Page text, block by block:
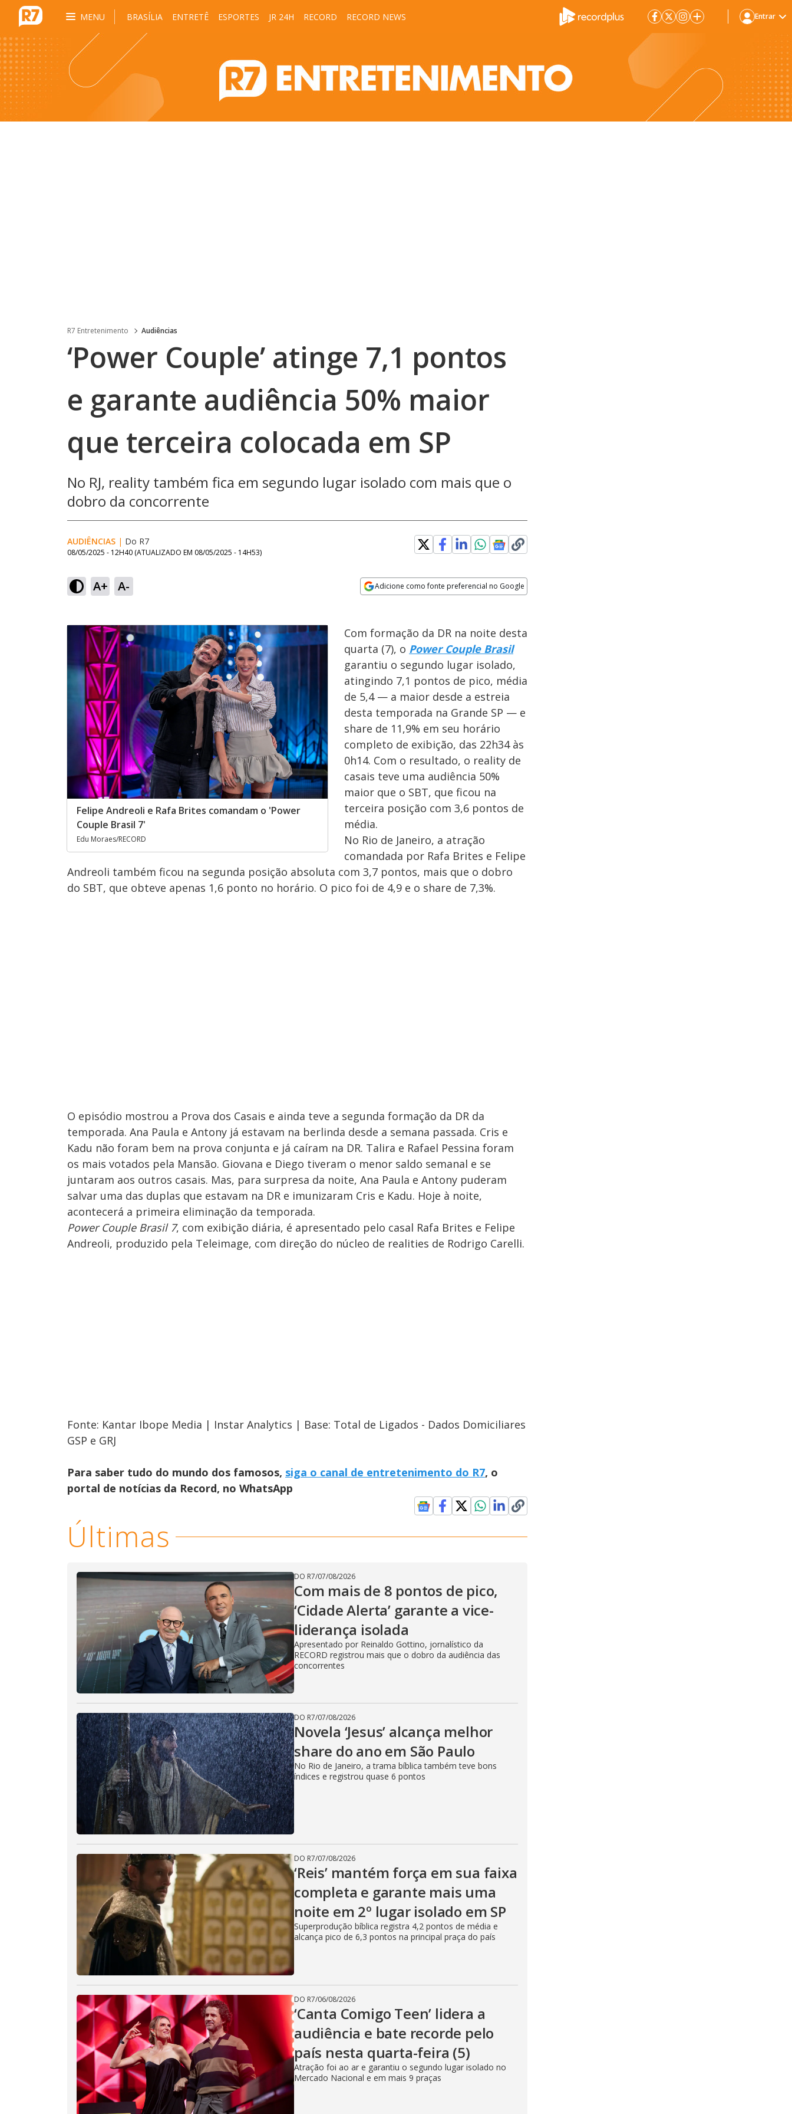
MENU BRASÍLIA ENTRETÊ ESPORTES JR 24H RECORD RECORD NEWS Entrar
R7 Entretenimento Audiências
‘Power Couple’ atinge 7,1 pontos
e garante audiência 50% maior
que terceira colocada em SP
No RJ, reality também fica em segundo lugar isolado com mais que o
dobro da concorrente
AUDIÊNCIAS | Do R7
08/05/2025 - 12H40 (ATUALIZADO EM 08/05/2025 - 14H53)
A+ A- Adicione como fonte preferencial no Google
Felipe Andreoli e Rafa Brites comandam o 'Power
Couple Brasil 7'
Edu Moraes/RECORD
Com formação da DR na noite desta
quarta (7), o Power Couple Brasil
garantiu o segundo lugar isolado,
atingindo 7,1 pontos de pico, média
de 5,4 — a maior desde a estreia
desta temporada na Grande SP — e
share de 11,9% em seu horário
completo de exibição, das 22h34 às
0h14. Com o resultado, o reality de
casais teve uma audiência 50%
maior que o SBT, que ficou na
terceira posição com 3,6 pontos de
média.
No Rio de Janeiro, a atração
comandada por Rafa Brites e Felipe
Andreoli também ficou na segunda posição absoluta com 3,7 pontos, mais que o dobro
do SBT, que obteve apenas 1,6 ponto no horário. O pico foi de 4,9 e o share de 7,3%.
O episódio mostrou a Prova dos Casais e ainda teve a segunda formação da DR da
temporada. Ana Paula e Antony já estavam na berlinda desde a semana passada. Cris e
Kadu não foram bem na prova conjunta e já caíram na DR. Talira e Rafael Pessina foram
os mais votados pela Mansão. Giovana e Diego tiveram o menor saldo semanal e se
juntaram aos outros casais. Mas, para surpresa da noite, Ana Paula e Antony puderam
salvar uma das duplas que estavam na DR e imunizaram Cris e Kadu. Hoje à noite,
acontecerá a primeira eliminação da temporada.
Power Couple Brasil 7, com exibição diária, é apresentado pelo casal Rafa Brites e Felipe
Andreoli, produzido pela Teleimage, com direção do núcleo de realities de Rodrigo Carelli.
Fonte: Kantar Ibope Media | Instar Analytics | Base: Total de Ligados - Dados Domiciliares
GSP e GRJ
Para saber tudo do mundo dos famosos, siga o canal de entretenimento do R7, o
portal de notícias da Record, no WhatsApp
Últimas
DO R7/07/08/2026
Com mais de 8 pontos de pico,
‘Cidade Alerta’ garante a vice-
liderança isolada
Apresentado por Reinaldo Gottino, jornalístico da
RECORD registrou mais que o dobro da audiência das
concorrentes
DO R7/07/08/2026
Novela ‘Jesus’ alcança melhor
share do ano em São Paulo
No Rio de Janeiro, a trama bíblica também teve bons
índices e registrou quase 6 pontos
DO R7/07/08/2026
‘Reis’ mantém força em sua faixa
completa e garante mais uma
noite em 2º lugar isolado em SP
Superprodução bíblica registra 4,2 pontos de média e
alcança pico de 6,3 pontos na principal praça do país
DO R7/06/08/2026
‘Canta Comigo Teen’ lidera a
audiência e bate recorde pelo
país nesta quarta-feira (5)
Atração foi ao ar e garantiu o segundo lugar isolado no
Mercado Nacional e em mais 9 praças